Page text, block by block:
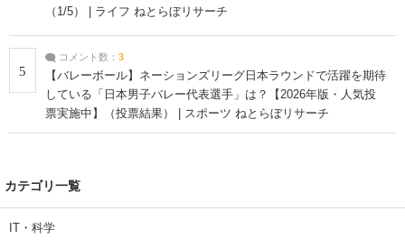
（1/5） | ライフ ねとらぼリサーチ
5
コメント数： 3
【バレーボール】ネーションズリーグ日本ラウンドで活躍を期待
している「日本男子バレー代表選手」は？【2026年版・人気投
票実施中】（投票結果） | スポーツ ねとらぼリサーチ
カテゴリ一覧
IT・科学